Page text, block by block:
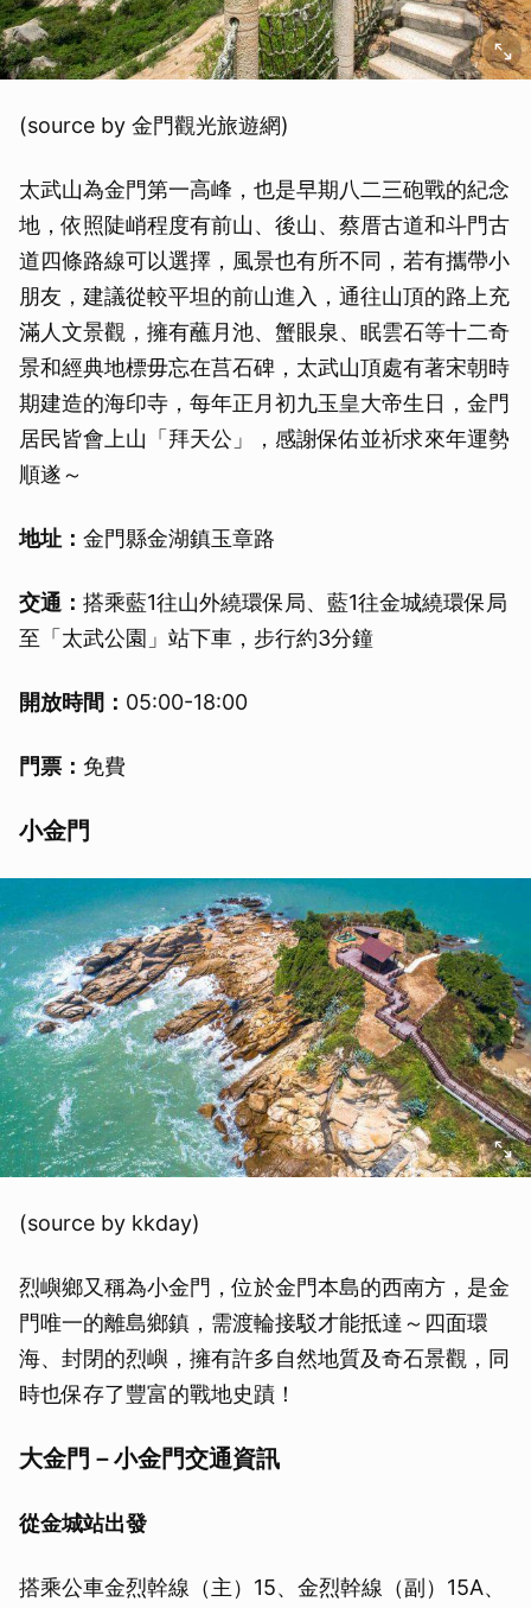
(source by 金門觀光旅遊網)
太武山為金門第一高峰，也是早期八二三砲戰的紀念
地，依照陡峭程度有前山、後山、蔡厝古道和斗門古
道四條路線可以選擇，風景也有所不同，若有攜帶小
朋友，建議從較平坦的前山進入，通往山頂的路上充
滿人文景觀，擁有蘸月池、蟹眼泉、眠雲石等十二奇
景和經典地標毋忘在莒石碑，太武山頂處有著宋朝時
期建造的海印寺，每年正月初九玉皇大帝生日，金門
居民皆會上山「拜天公」，感謝保佑並祈求來年運勢
順遂～
地址： 金門縣金湖鎮玉章路
交通： 搭乘藍1往山外繞環保局、藍1往金城繞環保局
至「太武公園」站下車，步行約3分鐘
開放時間： 05:00-18:00
門票： 免費
小金門
(source by kkday)
烈嶼鄉又稱為小金門，位於金門本島的西南方，是金
門唯一的離島鄉鎮，需渡輪接駁才能抵達～四面環
海、封閉的烈嶼，擁有許多自然地質及奇石景觀，同
時也保存了豐富的戰地史蹟！
大金門－小金門交通資訊
從金城站出發
搭乘公車金烈幹線（主）15、金烈幹線（副）15A、